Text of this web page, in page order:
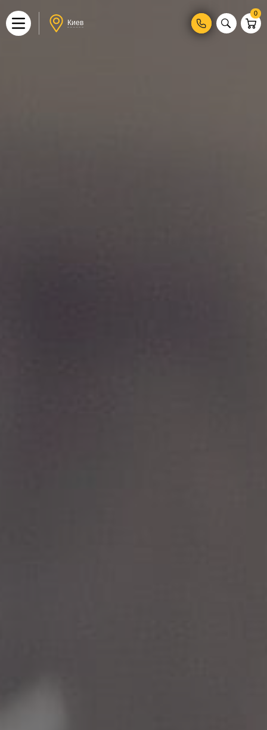
Киев
0